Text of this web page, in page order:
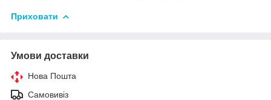
Приховати
Умови доставки
Нова Пошта
Самовивіз